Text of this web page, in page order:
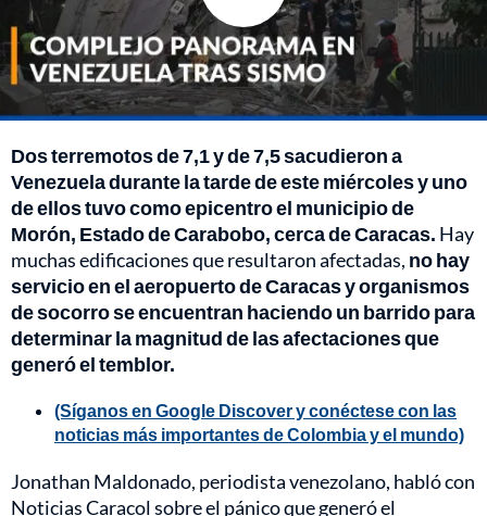
Dos terremotos de 7,1 y de 7,5 sacudieron a
Venezuela durante la tarde de este miércoles y uno
de ellos tuvo como epicentro el municipio de
Morón, Estado de Carabobo, cerca de Caracas. Hay
muchas edificaciones que resultaron afectadas, no hay
servicio en el aeropuerto de Caracas y organismos
de socorro se encuentran haciendo un barrido para
determinar la magnitud de las afectaciones que
generó el temblor.
(Síganos en Google Discover y conéctese con las
noticias más importantes de Colombia y el mundo)
Jonathan Maldonado, periodista venezolano, habló con
Noticias Caracol sobre el pánico que generó el